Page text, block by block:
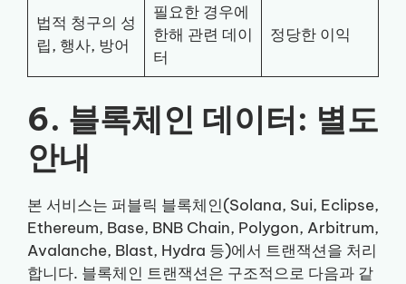
법적 청구의 성
립, 행사, 방어
필요한 경우에
한해 관련 데이
터
정당한 이익
6. 블록체인 데이터: 별도
안내
본 서비스는 퍼블릭 블록체인(Solana, Sui, Eclipse,
Ethereum, Base, BNB Chain, Polygon, Arbitrum,
Avalanche, Blast, Hydra 등)에서 트랜잭션을 처리
합니다. 블록체인 트랜잭션은 구조적으로 다음과 같